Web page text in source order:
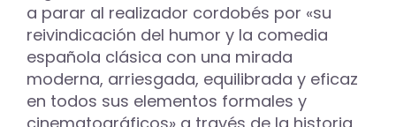
a parar al realizador cordobés por «su
reivindicación del humor y la comedia
española clásica con una mirada
moderna, arriesgada, equilibrada y eficaz
en todos sus elementos formales y